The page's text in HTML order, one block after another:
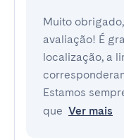
Muito
avaliação! É
localização, a
Estamos
que Ver mais